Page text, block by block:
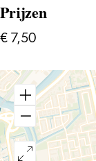
Prijzen
€ 7,50